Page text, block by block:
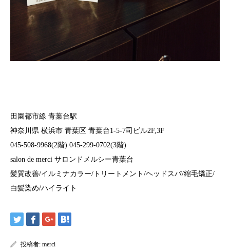
田園都市線 青葉台駅
神奈川県 横浜市 青葉区 青葉台1-5-7司ビル2F,3F
045-508-9968(2階) 045-299-0702(3階)
salon de merci サロンドメルシー青葉台
髪質改善/イルミナカラー/トリートメント/ヘッドスパ/縮毛矯正/
白髪染め/ハイライト
投稿者: merci